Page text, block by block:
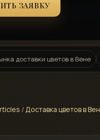
ЗАЯВКУ
доставки цветов в Вене
/Доставка цветов в